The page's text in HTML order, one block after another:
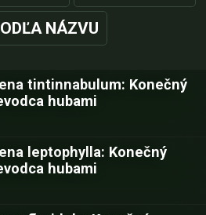
NÁZVU
tintinnabulum: Konečný
hubami
leptophylla: Konečný
hubami